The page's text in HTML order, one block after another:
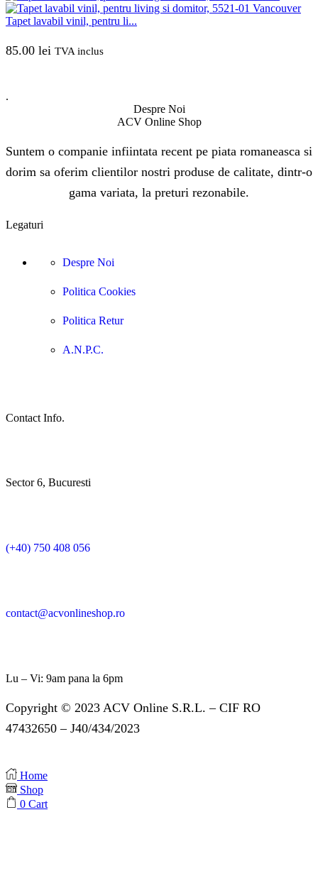
Tapet lavabil vinil, pentru li...
85.00 lei TVA inclus
.
Despre Noi
ACV Online Shop
Suntem o companie infiintata recent pe piata romaneasca si
dorim sa oferim clientilor nostri produse de calitate, dintr-o
gama variata, la preturi rezonabile.
Legaturi
Despre Noi
Politica Cookies
Politica Retur
A.N.P.C.
Contact Info.
Sector 6, Bucuresti
(+40) 750 408 056
contact@acvonlineshop.ro
Lu – Vi: 9am pana la 6pm
Copyright © 2023 ACV Online S.R.L. – CIF RO
47432650 – J40/434/2023
Home
Shop
0 Cart